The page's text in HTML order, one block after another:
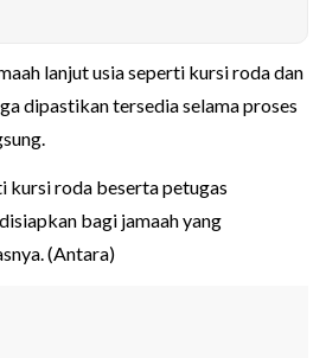
lanjut usia seperti kursi roda dan
dipastikan tersedia selama proses
kursi roda beserta petugas
bagi jamaah yang
(Antara)